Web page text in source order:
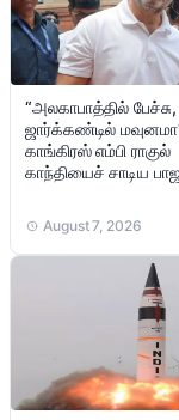
“அலகாபாத்தில் பேச்சு,
ஜார்க்கண்டில்
காங்கிரஸ் எம்பி ராகுல்
காந்தியைச் சாடிய
August 7, 2026